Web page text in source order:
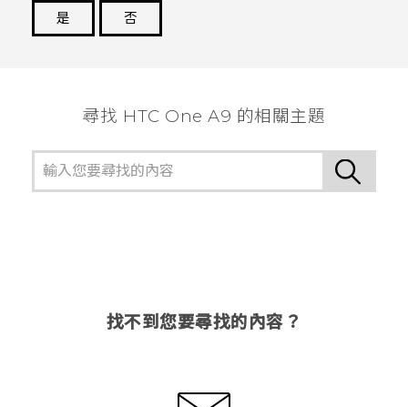
是
否
尋找 HTC One A9 的相關主題
找不到您要尋找的內容？